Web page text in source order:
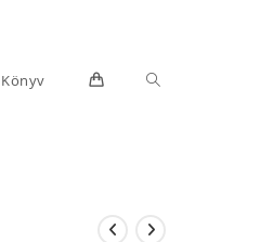
Könyv Toggle